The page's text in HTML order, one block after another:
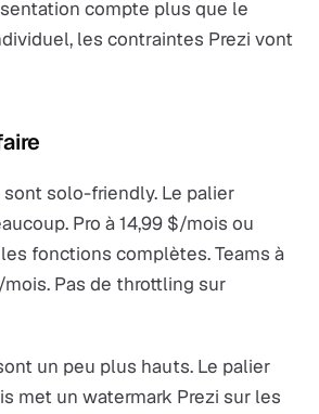
compte plus que le
les contraintes Prezi vont
sont solo-friendly. Le palier
Pro à 14,99 $/mois ou
fonctions complètes. Teams à
Pas de throttling sur
un peu plus hauts. Le palier
met un watermark Prezi sur les